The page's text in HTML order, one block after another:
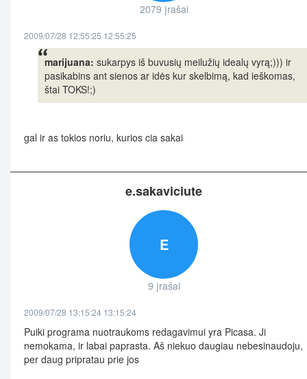
2079 įrašai
2009/07/28 12:55:25 12:55:25
marijuana: sukarpys iš buvusių meilužių idealų vyrą;))) ir
pasikabins ant sienos ar idės kur skelbimą, kad ieškomas,
štai TOKS!;)
gal ir as tokios noriu, kurios cia sakai
e.sakaviciute
E
9 įrašai
2009/07/28 13:15:24 13:15:24
Puiki programa nuotraukoms redagavimui yra Picasa. Ji
nemokama, ir labai paprasta. Aš niekuo daugiau nebesinaudoju,
per daug pripratau prie jos